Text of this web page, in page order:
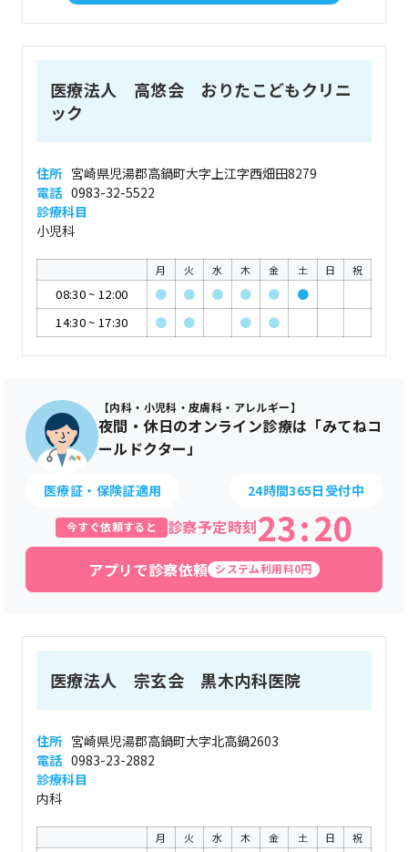
医療法人 高悠会 おりたこどもクリニ
ック
住所 宮崎県児湯郡高鍋町大字上江字西畑田8279
電話 0983-32-5522
診療科目
小児科
月 火 水 木 金 土 日 祝
08:30~ 12:00 ● ● ● ● ●
●
14:30~ 17:30 ● ● ● ●
【内科・小児科・皮膚科・アレルギー】
夜間・休日のオンライン診療は「みてねコ
ールドクター」
医療証・保険証適用 24時間365日受付中
今すぐ依頼すると 診察予定時刻23:20
アプリで診察依頼 システム利用料0円
医療法人 宗玄会 黒木内科医院
住所 宮崎県児湯郡高鍋町大字北高鍋2603
電話 0983-23-2882
診療科目
内科
月 火 水 木 金 土 日 祝